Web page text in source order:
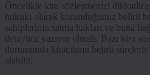
Öncelikle kira sözleşmenizi
hukuki olarak korunduğunuz belirli
sahiplerinin satma hakları ve buna
detaylıca yazıyor olmalı. Bazı kira
durumunda kiracıların belirli sürelerle
alabilir.